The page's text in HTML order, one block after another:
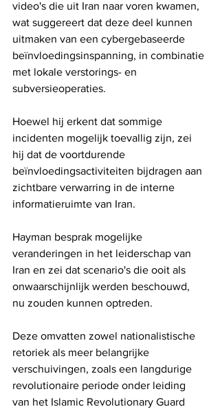
video's die uit Iran naar voren kwamen,
wat suggereert dat deze deel kunnen
uitmaken van een cybergebaseerde
beïnvloedingsinspanning, in combinatie
met lokale verstorings- en
subversieoperaties.
Hoewel hij erkent dat sommige
incidenten mogelijk toevallig zijn, zei
hij dat de voortdurende
beïnvloedingsactiviteiten bijdragen aan
zichtbare verwarring in de interne
informatieruimte van Iran.
Hayman besprak mogelijke
veranderingen in het leiderschap van
Iran en zei dat scenario's die ooit als
onwaarschijnlijk werden beschouwd,
nu zouden kunnen optreden.
Deze omvatten zowel nationalistische
retoriek als meer belangrijke
verschuivingen, zoals een langdurige
revolutionaire periode onder leiding
van het Islamic Revolutionary Guard